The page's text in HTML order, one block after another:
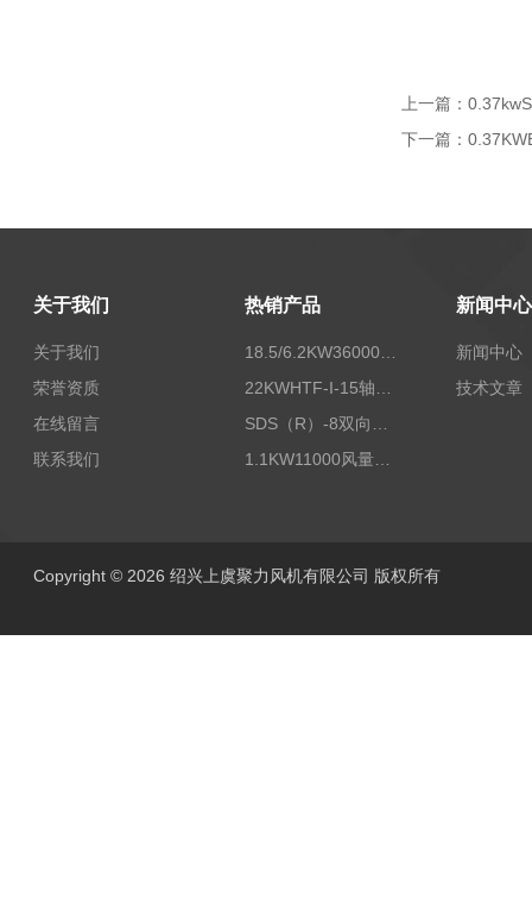
上一篇：
下一篇：
关于我们
关于我们
荣誉资质
在线留言
联系我们
热销产品
1.1KW11000风量FDZ-5.5不锈钢壁式轴流风机
新闻中心
新闻中心
技术文章
Copyright © 2026 绍兴上虞聚力风机有限公司 版权所有